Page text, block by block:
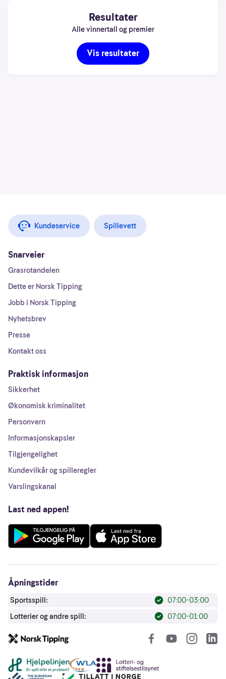
Resultater
Alle vinnertall og premier
Vis resultater
Kundeservice Spillevett
Snarveier
Grasrotandelen
Dette er Norsk Tipping
Jobb i Norsk Tipping
Nyhetsbrev
Presse
Kontakt oss
Praktisk informasjon
Sikkerhet
Økonomisk kriminalitet
Personvern
Informasjonskapsler
Tilgjengelighet
Kundevilkår og spilleregler
Varslingskanal
Last ned appen!
Åpningstider
Sportsspill:
07:00-03:00
Lotterier og andre spill:
07:00-01:00
Andre lenker